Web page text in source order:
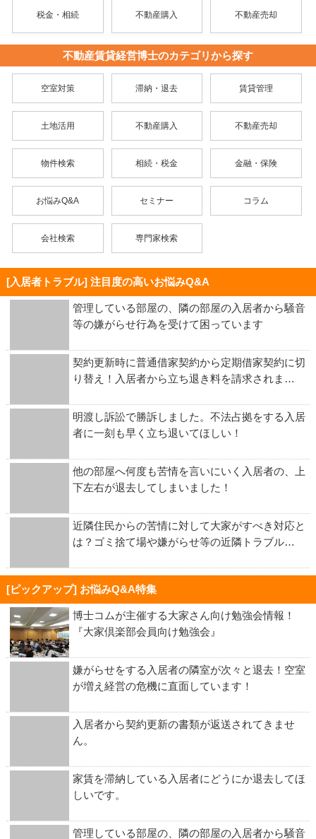
税金・相続 不動産購入 不動産売却
不動産賃貸経営博士のカテゴリから探す
空室対策 滞納・退去 賃貸管理
土地活用 不動産購入 不動産売却
物件検索 相続・税金 金融・保険
お悩みQ&A セミナー コラム
会社検索 専門家検索
[入居者トラブル] 注目度の高いお悩みQ&A
管理している部屋の、隣の部屋の入居者から騒音
等の嫌がらせ行為を受けて困っています
契約更新時に普通借家契約から定期借家契約に切
り替え！入居者から立ち退き料を請求されま…
明渡し訴訟で勝訴しました。不法占拠をする入居
者に一刻も早く立ち退いてほしい！
他の部屋へ何度も苦情を言いにいく入居者の、上
下左右が退去してしまいました！
近隣住民からの苦情に対して大家がすべき対応と
は？ゴミ捨て場や嫌がらせ等の近隣トラブル…
[ピックアップ] お悩みQ&A特集
博士コムが主催する大家さん向け勉強会情報！
『大家倶楽部会員向け勉強会』
嫌がらせをする入居者の隣室が次々と退去！空室
が増え経営の危機に直面しています！
入居者から契約更新の書類が返送されてきませ
ん。
家賃を滞納している入居者にどうにか退去してほ
しいです。
管理している部屋の、隣の部屋の入居者から騒音